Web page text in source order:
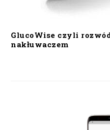
GlucoWise czyli
nakłuwaczem